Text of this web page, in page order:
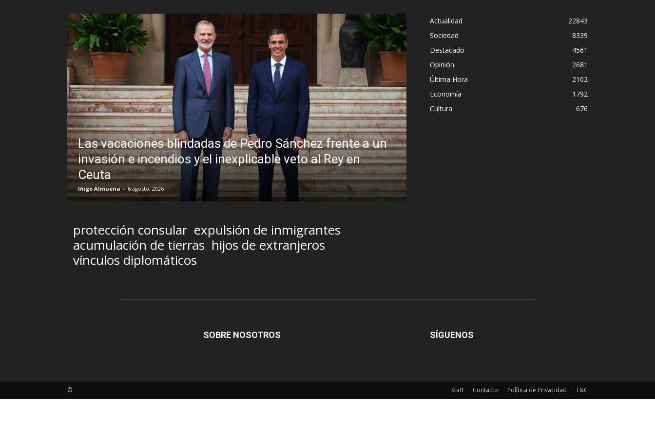
Las vacaciones blindadas de Pedro Sánchez frente a un
invasión e incendios y el inexplicable veto al Rey en
Ceuta
Iñigo Almuena - 6 agosto, 2026
protección consular expulsión de inmigrantes
acumulación de tierras hijos de extranjeros
vínculos diplomáticos
Actualidad
22843
Sociedad
8339
Destacado
4561
Opinión
2681
Última Hora
2102
Economía
1792
Cultura
676
SOBRE NOSOTROS SÍGUENOS
Staff Contacto Política de Privacidad T&C
©